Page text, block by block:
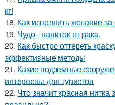
кг!
18. Как исполнить желание
19. Чудо - напиток от рака.
20. Как быстро оттереть
эффективные методы
21. Какие подземные
интересны для туристов
22. Что значит красная нитка